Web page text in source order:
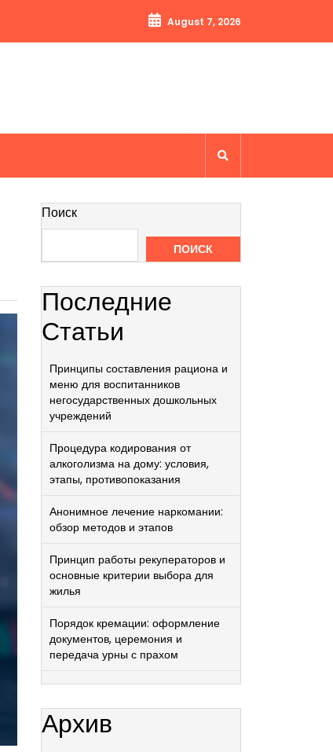
August 7, 2026
Поиск
ПОИСК
Последние
Статьи
Принципы составления рациона и
меню для воспитанников
негосударственных дошкольных
учреждений
Процедура кодирования от
алкоголизма на дому: условия,
этапы, противопоказания
Анонимное лечение наркомании:
обзор методов и этапов
Принцип работы рекуператоров и
основные критерии выбора для
жилья
Порядок кремации: оформление
документов, церемония и
передача урны с прахом
Архив